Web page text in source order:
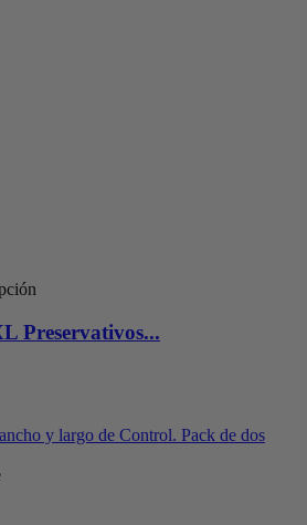
Preservativos...
y largo de Control. Pack de dos